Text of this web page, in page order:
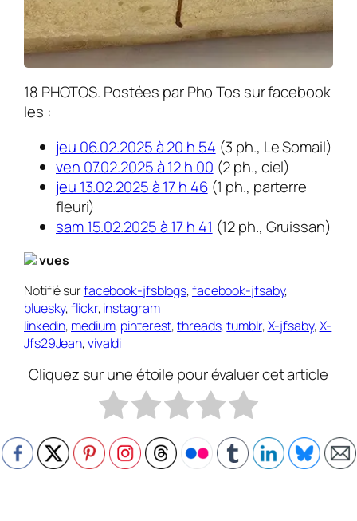
18 PHOTOS. Postées par Pho Tos sur facebook
les :
jeu 06.02.2025 à 20 h 54 (3 ph., Le Somail)
ven 07.02.2025 à 12 h 00 (2 ph., ciel)
jeu 13.02.2025 à 17 h 46(1 ph., parterre
fleuri)
sam 15.02.2025 à 17 h 41 (12 ph., Gruissan)
vues
Notifié surfacebook-jfsblogs,facebook-jfsaby,
bluesky,flickr,instagram
linkedin, medium, pinterest,threads,tumblr,X-jfsaby,X-
Jfs29Jean,vivaldi
Cliquez sur une étoile pour évaluer cet article